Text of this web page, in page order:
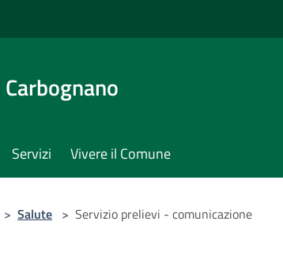
Servizi Vivere il Comune
> Salute > Servizio prelievi - comunicazione